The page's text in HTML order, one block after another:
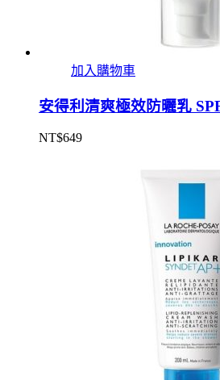
加入購物車
安得利清爽極效防曬乳
NT$649